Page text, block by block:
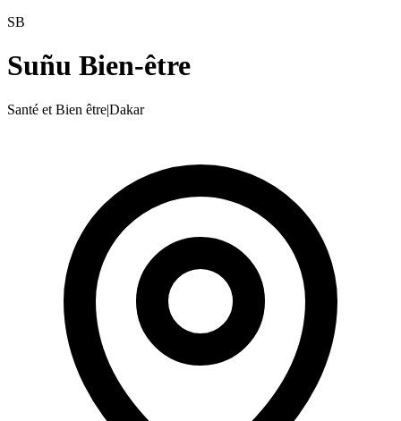
SB
Suñu Bien-être
Santé et Bien être|Dakar